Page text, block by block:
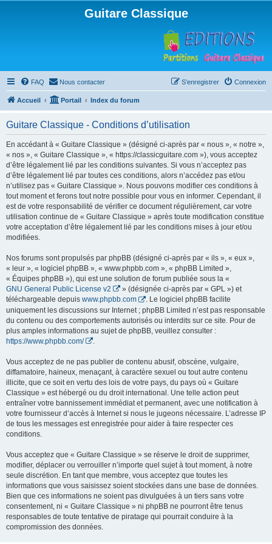
Guitare Classique
FAQ Nous contacter Connexion
S’enregistrer
Accueil Portail Index du forum
Guitare Classique - Conditions d’utilisation
En accédant à « Guitare Classique » (désigné ci-après par « nous », « notre »,
« nos », « Guitare Classique », « https://classicguitare.com »), vous acceptez
d’être légalement lié par les conditions suivantes. Si vous n’acceptez pas
d’être légalement lié par toutes ces conditions, alors n’accédez pas et/ou
n’utilisez pas « Guitare Classique ». Nous pouvons modifier ces conditions à
tout moment et ferons tout notre possible pour vous en informer. Cependant, il
est de votre responsabilité de vérifier ce document régulièrement, car votre
utilisation continue de « Guitare Classique » après toute modification constitue
votre acceptation d’être légalement lié par les conditions mises à jour et/ou
modifiées.
Nos forums sont propulsés par phpBB (désigné ci-après par « ils », « eux »,
« leur », « logiciel phpBB », « www.phpbb.com », « phpBB Limited »,
« Équipes phpBB »), qui est une solution de forum publiée sous la «
GNU General Public License v2
» (désignée ci-après par « GPL ») et
téléchargeable depuis www.phpbb.com
. Le logiciel phpBB facilite
uniquement les discussions sur Internet ; phpBB Limited n’est pas responsable
du contenu ou des comportements autorisés ou interdits sur ce site. Pour de
plus amples informations au sujet de phpBB, veuillez consulter :
https://www.phpbb.com/
Vous acceptez de ne pas publier de contenu abusif, obscène, vulgaire,
diffamatoire, haineux, menaçant, à caractère sexuel ou tout autre contenu
illicite, que ce soit en vertu des lois de votre pays, du pays où « Guitare
Classique » est hébergé ou du droit international. Une telle action peut
entraîner votre bannissement immédiat et permanent, avec une notification à
votre fournisseur d’accès à Internet si nous le jugeons nécessaire. L’adresse IP
de tous les messages est enregistrée pour aider à faire respecter ces
conditions.
Vous acceptez que « Guitare Classique » se réserve le droit de supprimer,
modifier, déplacer ou verrouiller n’importe quel sujet à tout moment, à notre
seule discrétion. En tant que membre, vous acceptez que toutes les
informations que vous saisissez soient stockées dans une base de données.
Bien que ces informations ne soient pas divulguées à un tiers sans votre
consentement, ni « Guitare Classique » ni phpBB ne pourront être tenus
responsables de toute tentative de piratage qui pourrait conduire à la
compromission des données.